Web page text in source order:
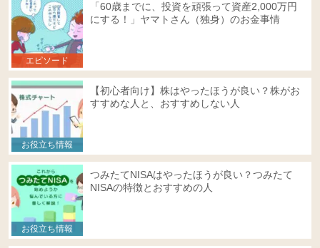
エピソード
「60歳までに、投資を頑張って資産2,000万円
にする！」ヤマトさん（独身）のお金事情
お役立ち情報
【初心者向け】株はやったほうが良い？株がお
すすめな人と、おすすめしない人
お役立ち情報
つみたてNISAはやったほうが良い？つみたて
NISAの特徴とおすすめの人